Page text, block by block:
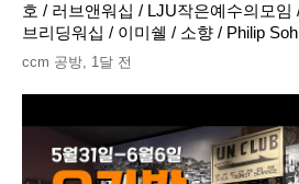
호 / 러브앤워십 / LJU작은예수의모임
브리딩워십 / 이미쉘 / 소향 / Philip
ccm 공방, 1달 전